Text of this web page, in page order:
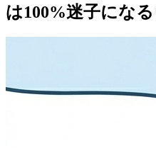
は100%迷子にな